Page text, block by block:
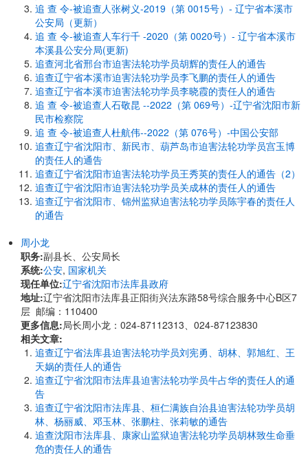
追 查 令-被追查人张树义-2019（第 0015号）- 辽宁省本溪市
公安局（更新）
追 查 令-被追查人车行千 -2020（第 0020号）- 辽宁省本溪市
本溪县公安分局(更新)
追查河北省邢台市迫害法轮功学员胡辉的责任人的通告
追查辽宁省本溪市迫害法轮功学员李飞鹏的责任人的通告
追查辽宁省本溪市迫害法轮功学员李晓霞的责任人的通告
追 查 令-被追查人石敬昆 --2022（第 069号）-辽宁省沈阳市新
民市检察院
追 查 令-被追查人杜航伟--2022（第 076号）-中国公安部
追查辽宁省沈阳市、新民市、葫芦岛市迫害法轮功学员宫玉博
的责任人的通告
追查辽宁省沈阳市迫害法轮功学员王秀英的责任人的通告（2）
追查辽宁省沈阳市迫害法轮功学员关成林的责任人的通告
追查辽宁省沈阳市、锦州监狱迫害法轮功学员陈宇春的责任人
的通告
周小龙
职务:副县长、公安局长
系统:公安, 国家机关
现任单位:辽宁省沈阳市法库县政府
地址:辽宁省沈阳市法库县正阳街兴法东路58号综合服务中心B区7
层 邮编：110400
更多信息:局长周小龙：024-87112313、024-87123830
相关文章:
追查辽宁省法库县迫害法轮功学员刘宪勇、胡林、郭旭红、王
天娲的责任人的通告
追查辽宁省沈阳市法库县迫害法轮功学员牛占华的责任人的通
告
追查辽宁省沈阳市法库县、桓仁满族自治县迫害法轮功学员胡
林、杨丽威、邓玉林、张鹏柱、张莉敏的通告
追查沈阳市法库县、康家山监狱迫害法轮功学员胡林致生命垂
危的责任人的通告